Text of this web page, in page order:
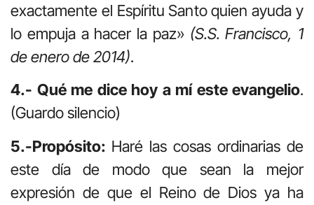
exactamente el Espíritu Santo quien ayuda y
lo empuja a hacer la paz»(S.S. Francisco, 1
de enero de 2014).
4.- Qué me dice hoy a mí este evangelio.
(Guardo silencio)
5.-Propósito: Haré las cosas ordinarias de
este día de modo que sean la mejor
expresión de que el Reino de Dios ya ha